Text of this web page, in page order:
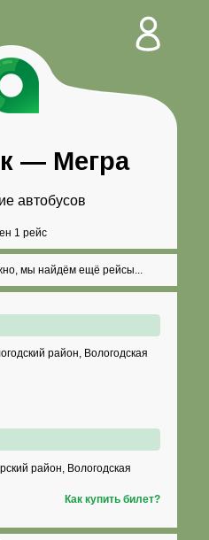
— Мегра
автобусов
1 рейс
мы найдём ещё рейсы...
район, Вологодская
район, Вологодская
Как купить билет?